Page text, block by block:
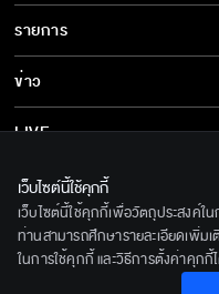
ละคร/ซีรีส์
ซีรีส์นานาชาติ
การ์ตูน & เกม
รายการ
รายการทั้งหมด
ข่าว
ข่าวทั้งหมด
ข่าวประชาสัมพันธ์
LIVE
เกี่ยวกับเรา
BEC World
รู้จักเรา
ติดตามเราได้ที่
© 2020 Bangkok
เว็บไซต์นี้ใช้คุกกี้
เว็บไซต์นี้ใช้คุกกี้เพื่อวัตถุประสงค์ใ
ท่านสามารถศึกษารายละเอียดเพิ่ม
ในการใช้คุกกี้ และวิธีการตั้งค่าคุกกี้